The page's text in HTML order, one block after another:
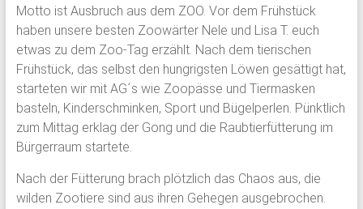
Motto ist Ausbruch aus dem ZOO. Vor dem Frühstück
haben unsere besten Zoowärter Nele und Lisa T. euch
etwas zu dem Zoo-Tag erzählt. Nach dem tierischen
Frühstück, das selbst den hungrigsten Löwen gesättigt hat,
starteten wir mit AG´s wie Zoopässe und Tiermasken
basteln, Kinderschminken, Sport und Bügelperlen. Pünktlich
zum Mittag erklag der Gong und die Raubtierfütterung im
Bürgerraum startete.
Nach der Fütterung brach plötzlich das Chaos aus, die
wilden Zootiere sind aus ihren Gehegen ausgebrochen.